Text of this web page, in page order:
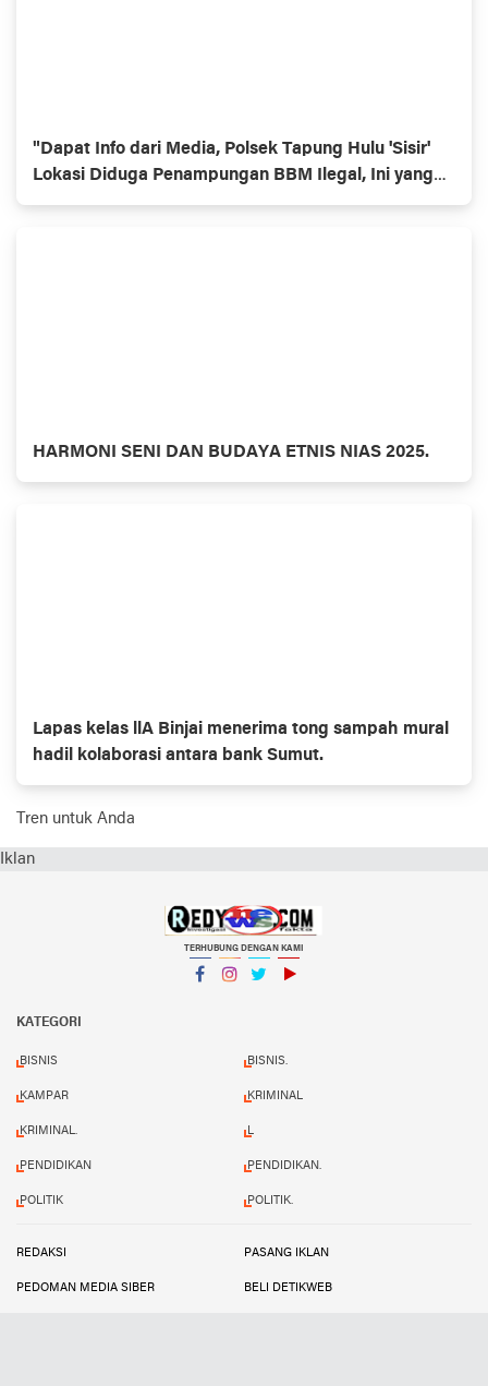
"Dapat Info dari Media, Polsek Tapung Hulu 'Sisir'
Lokasi Diduga Penampungan BBM Ilegal, Ini yang
Ditemukan!"
HARMONI SENI DAN BUDAYA ETNIS NIAS 2025.
Lapas kelas llA Binjai menerima tong sampah mural
hadil kolaborasi antara bank Sumut.
Tren untuk Anda
Iklan
TERHUBUNG DENGAN KAMI
KATEGORI
BISNIS BISNIS.
KAMPAR KRIMINAL
KRIMINAL. L
PENDIDIKAN PENDIDIKAN.
POLITIK POLITIK.
REDAKSI PASANG IKLAN
PEDOMAN MEDIA SIBER BELI DETIKWEB